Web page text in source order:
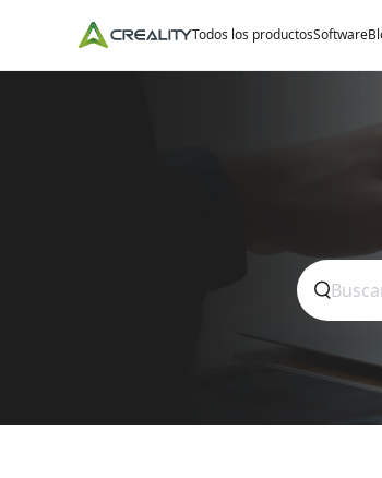
Todos los productosSoftware